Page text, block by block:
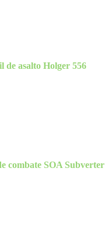
de asalto Holger 556
combate SOA Subverter